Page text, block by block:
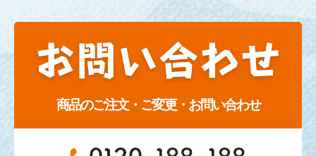
商品のご注文・ご変更・お問い合わせ